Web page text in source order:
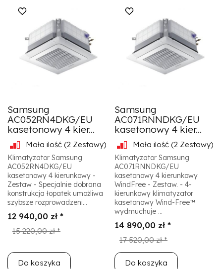
Samsung
AC052RN4DKG/EU
kasetonowy 4 kier...
Mała ilość (2 Zestawy)
Klimatyzator Samsung
AC052RN4DKG/EU
kasetonowy 4 kierunkowy -
Zestaw - Specjalnie dobrana
konstrukcja łopatek umożliwa
szybsze rozprowadzeni...
12 940,00 zł *
15 220,00 zł *
Do koszyka
Samsung
AC071RNNDKG/EU
kasetonowy 4 kier...
Mała ilość (2 Zestawy)
Klimatyzator Samsung
AC071RNNDKG/EU
kasetonowy 4 kierunkowy
WindFree - Zestaw. - 4-
kierunkowy klimatyzator
kasetonowy Wind-Free™
wydmuchuje ...
14 890,00 zł *
17 520,00 zł *
Do koszyka